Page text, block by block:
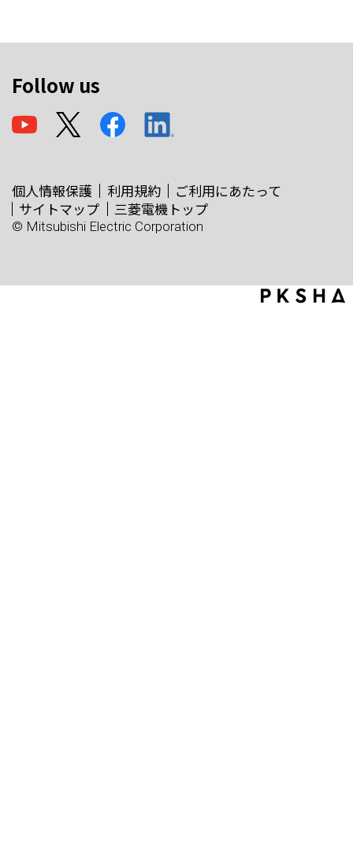
Follow us
個人情報保護 利用規約
ご利用にあたって
サイトマップ
三菱電機トップ
© Mitsubishi Electric Corporation